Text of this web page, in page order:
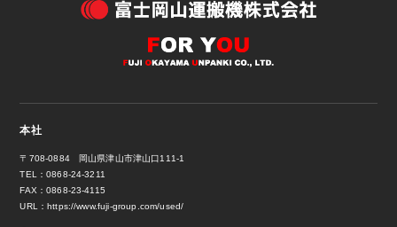
本社
〒708-0884 岡山県津山市津山口111-1
TEL：0868-24-3211
FAX：0868-23-4115
URL： https://www.fuji-group.com/used/